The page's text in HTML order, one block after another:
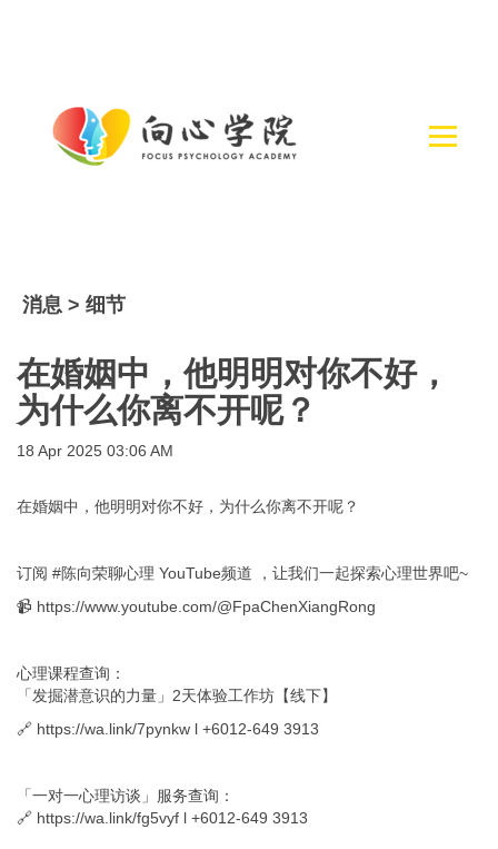
消息 > 细节
在婚姻中，他明明对你不好，
为什么你离不开呢？
18 Apr 2025 03:06 AM
在婚姻中，他明明对你不好，为什么你离不开呢？
订阅 #陈向荣聊心理 YouTube频道 ，让我们一起探索心理世界吧~
📹 https://www.youtube.com/@FpaChenXiangRong
心理课程查询：
「发掘潜意识的力量」2天体验工作坊【线下】
🔗 https://wa.link/7pynkw l +6012-649 3913
「一对一心理访谈」服务查询：
🔗 https://wa.link/fg5vyf l +6012-649 3913